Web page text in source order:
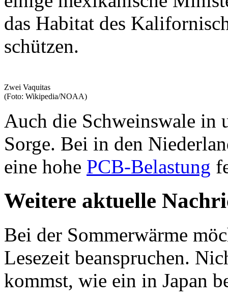
das Habitat des
schützen.
Zwei Vaquitas
(Foto: Wikipedia/NOAA)
Auch die Schweinswale in
Sorge. Bei in den
eine hohe PCB-Belastung
Weitere aktuelle
Bei der Sommerwärme
Lesezeit beanspruchen.
kommst, wie ein in Japan